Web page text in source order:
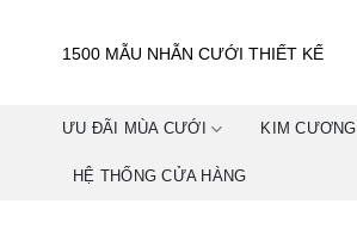
1500 MẪU NHẪN CƯỚI THIẾT KẾ
ƯU ĐÃI MÙA CƯỚI KIM CƯƠNG
HỆ THỐNG CỬA HÀNG